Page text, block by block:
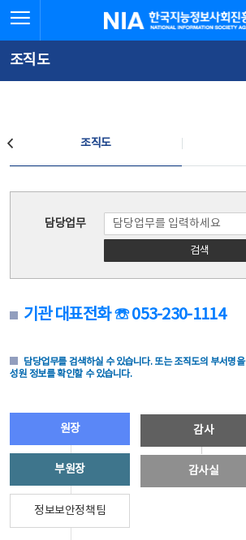
문
로
가
체
뉴
바
가
한국지능정보사회진흥원
조직도
조직도
담당업무
검색
기관 대표전화 ☏ 053-230-1114
담당업무를 검색하실 수 있습니다. 또는 조직도의 부서명
성원 정보를 확인할 수 있습니다.
원장
부원장
정보보안정책팀
감사
감사실